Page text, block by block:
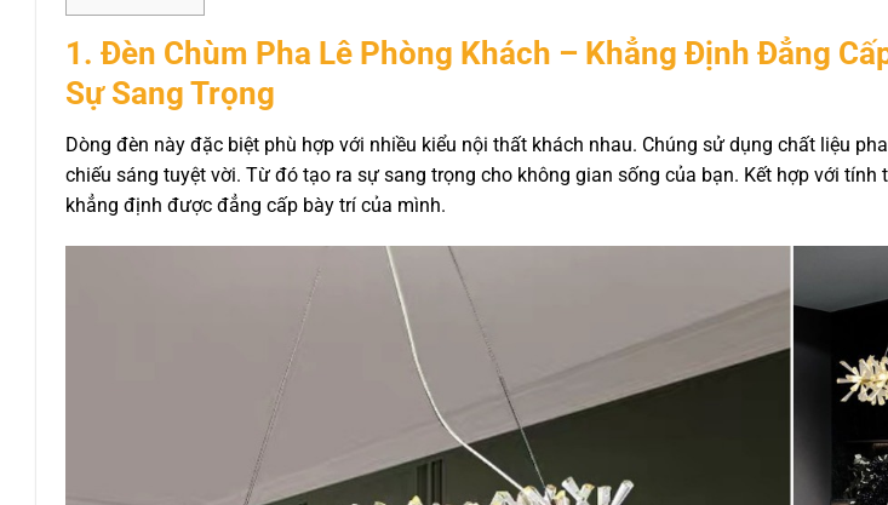
1. Đèn Chùm Pha Lê Phòng Khách – Khẳng Định Đẳng
Sự Sang Trọng
Dòng đèn này đặc biệt phù hợp với nhiều kiểu nội thất khách nhau. Chúng sử dụng chất liệu
chiếu sáng tuyệt vời. Từ đó tạo ra sự sang trọng cho không gian sống của bạn. Kết hợp với tính
khẳng định được đẳng cấp bày trí của mình.